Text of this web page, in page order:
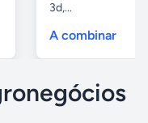
3d,...
A combinar